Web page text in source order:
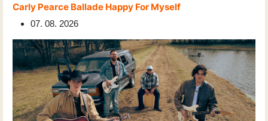
Carly Pearce Ballade Happy For Myself
07. 08. 2026